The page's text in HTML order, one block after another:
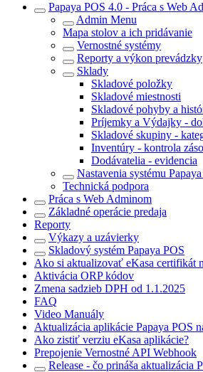
Papaya POS 4.0 - Práca s Web
Admin Menu
Mapa stolov a ich pridávanie
Vernostné systémy
Reporty a výkon prevádzky
Sklady
Skladové položky
Skladové miestnosti
Skladové pohyby a
Príjemky a Výdajky -
Skladové skupiny -
Inventúry - kontrola
Dodávatelia - evidencia
Nastavenia systému
Technická podpora
Práca s Web Adminom
Základné operácie predaja
Reporty
Výkazy a uzávierky
Skladový systém Papaya POS
Ako si aktualizovať eKasa certifikát
Aktivácia ORP kódov
Zmena sadzieb DPH od 1.1.2025
FAQ
Video Manuály
Aktualizácia aplikácie Papaya POS
Ako zistiť verziu eKasa aplikácie?
Prepojenie Vernostné API Webhook
Release - čo prináša aktualizácia